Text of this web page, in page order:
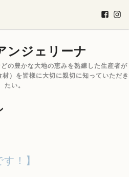
ンジェリーナ
の豊かな大地の恵みを熟練した生産者が
）を皆様に大切に親切に知っていただき
たい。
！】